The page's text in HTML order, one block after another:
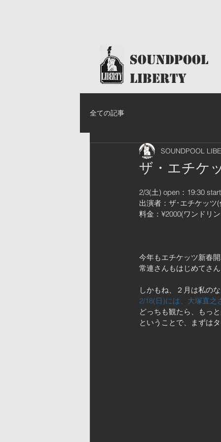
​SoundPool
LIBERTY
全ての記事
ザ・エチケ
SOUNDPOOL
2/3(土) open：19:30
出演者：ザ･エチケッツ
料金：¥2000(ワンドリ
今年もエチケッツ新春
常連さんもはじめてさ
しかもね、２月は私の
2/18(日)には、大塚直
どっちも観たら、もっ
ということで、まずは